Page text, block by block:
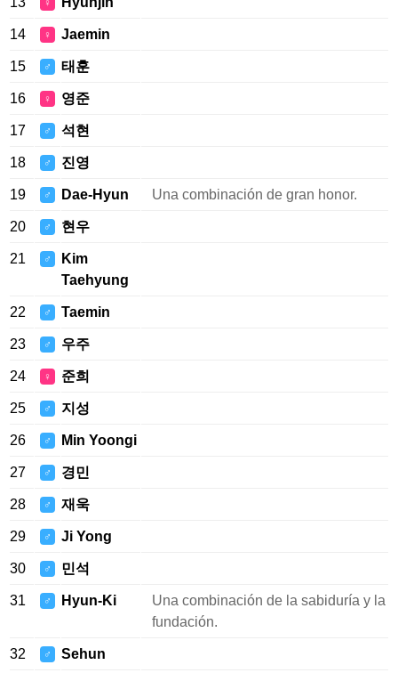
♀
14 ♀ Jaemin
15 ♂ 태훈
16 ♀ 영준
17 ♂ 석현
18 ♂ 진영
19 ♂ Dae-Hyun Una combinación de gran honor.
20 ♂ 현우
21 ♂
Kim
Taehyung
22 ♂ Taemin
23 ♂ 우주
24 ♀ 준희
25 ♂ 지성
26 ♂ Min Yoongi
27 ♂ 경민
28 ♂ 재욱
29 ♂ Ji Yong
30 ♂ 민석
31 ♂ Hyun-Ki
Una combinación de la sabiduría y la
fundación.
32 ♂ Sehun